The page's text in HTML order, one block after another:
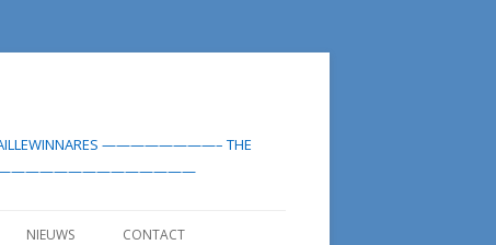
MEDAILLEWINNARES ————————– THE
NIEUWS CONTACT